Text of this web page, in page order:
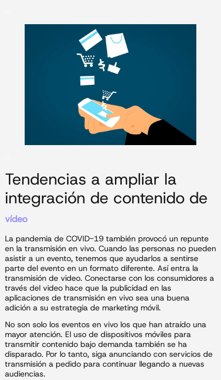
Tendencias a ampliar la
integración de contenido de
vídeo
La pandemia de COVID-19 también provocó un repunte
en la transmisión en vivo. Cuando las personas no pueden
asistir a un evento, tenemos que ayudarlos a sentirse
parte del evento en un formato diferente. Así entra la
transmisión de video. Conectarse con los consumidores a
través del video hace que la publicidad en las
aplicaciones de transmisión en vivo sea una buena
adición a su estrategia de marketing móvil.
No son solo los eventos en vivo los que han atraído una
mayor atención. El uso de dispositivos móviles para
transmitir contenido bajo demanda también se ha
disparado. Por lo tanto, siga anunciando con servicios de
transmisión a pedido para continuar llegando a nuevas
audiencias.